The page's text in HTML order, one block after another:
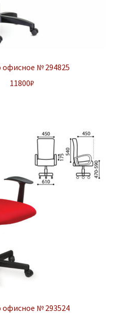
офисное № 294825
11800₽
офисное № 293524